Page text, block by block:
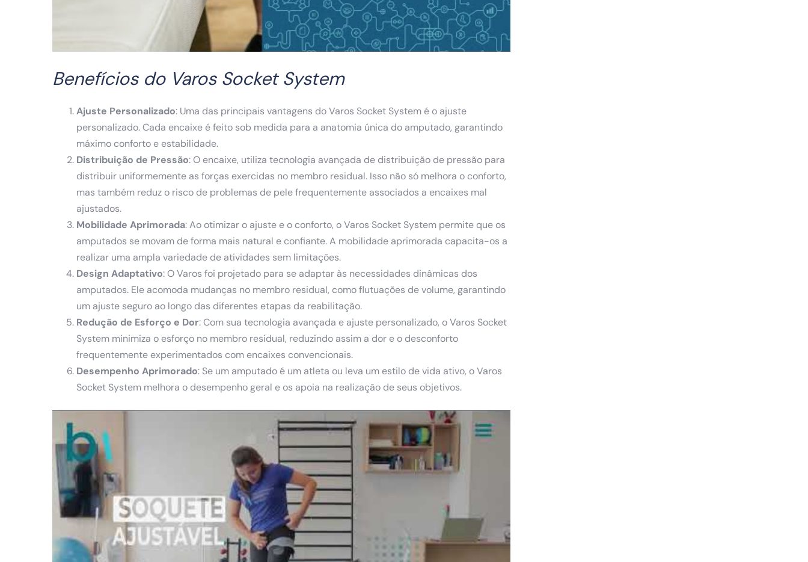
Benefícios do Varos Socket System
Ajuste Personalizado: Uma das principais vantagens do Varos Socket System é o ajuste
personalizado. Cada encaixe é feito sob medida para a anatomia única do amputado, garantindo
máximo conforto e estabilidade.
Distribuição de Pressão: O encaixe, utiliza tecnologia avançada de distribuição de pressão para
distribuir uniformemente as forças exercidas no membro residual. Isso não só melhora o conforto,
mas também reduz o risco de problemas de pele frequentemente associados a encaixes mal
ajustados.
Mobilidade Aprimorada: Ao otimizar o ajuste e o conforto, o Varos Socket System permite que os
amputados se movam de forma mais natural e confiante. A mobilidade aprimorada capacita-os a
realizar uma ampla variedade de atividades sem limitações.
Design Adaptativo: O Varos foi projetado para se adaptar às necessidades dinâmicas dos
amputados. Ele acomoda mudanças no membro residual, como flutuações de volume, garantindo
um ajuste seguro ao longo das diferentes etapas da reabilitação.
Redução de Esforço e Dor: Com sua tecnologia avançada e ajuste personalizado, o Varos Socket
System minimiza o esforço no membro residual, reduzindo assim a dor e o desconforto
frequentemente experimentados com encaixes convencionais.
Desempenho Aprimorado: Se um amputado é um atleta ou leva um estilo de vida ativo, o Varos
Socket System melhora o desempenho geral e os apoia na realização de seus objetivos.